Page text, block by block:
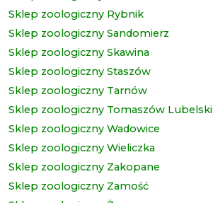
Sklep zoologiczny Rybnik
Sklep zoologiczny Sandomierz
Sklep zoologiczny Skawina
Sklep zoologiczny Staszów
Sklep zoologiczny Tarnów
Sklep zoologiczny Tomaszów Lubelski
Sklep zoologiczny Wadowice
Sklep zoologiczny Wieliczka
Sklep zoologiczny Zakopane
Sklep zoologiczny Zamość